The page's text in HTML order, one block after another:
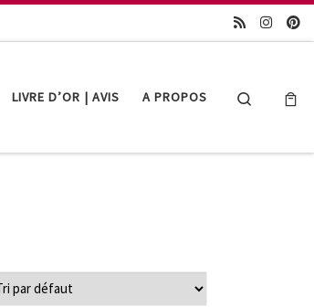
LIVRE D’OR | AVIS A PROPOS Search